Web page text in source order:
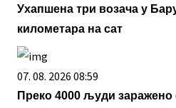
Ухапшена три возача у
километара на сат
07. 08. 2026 08:59
Преко 4000 људи заражено